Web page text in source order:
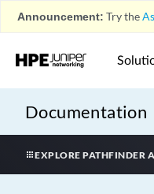
Announcement: Try the
Documentation
EXPLORE PATHFINDER